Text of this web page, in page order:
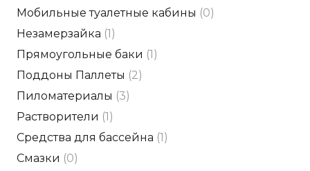
Мобильные туалетные кабины (0)
Незамерзайка (1)
Прямоугольные баки (1)
Поддоны Паллеты (2)
Пиломатериалы (3)
Растворители (1)
Средства для бассейна (1)
Смазки (0)